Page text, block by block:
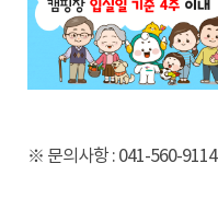
※ 문의사항 : 041-560-9114